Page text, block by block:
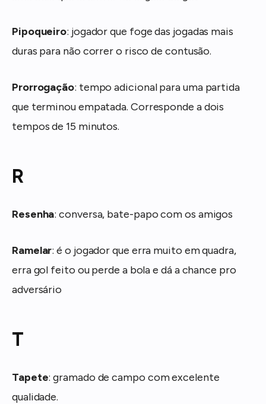
Pipoqueiro: jogador que foge das jogadas mais
duras para não correr o risco de contusão.
Prorrogação: tempo adicional para uma partida
que terminou empatada. Corresponde a dois
tempos de 15 minutos.
R
Resenha: conversa, bate-papo com os amigos
Ramelar: é o jogador que erra muito em quadra,
erra gol feito ou perde a bola e dá a chance pro
adversário
T
Tapete: gramado de campo com excelente
qualidade.